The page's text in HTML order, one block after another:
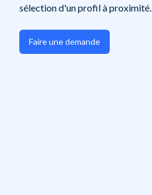
sélection d'un profil à proximité.
Faire une demande